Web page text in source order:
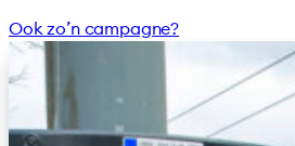
Ook zo’n campagne?